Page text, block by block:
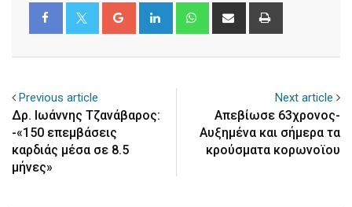
Google+ LinkedIn WhatsappShare
Previous article
Δρ. Ιωάννης Τζανάβαρος:
-«150 επεμβάσεις
καρδιάς μέσα σε 8.5
μήνες»
Next article
Aπεβίωσε 63χρονος-
Αυξημένα και σήμερα τα
κρούσματα κορωνοϊου